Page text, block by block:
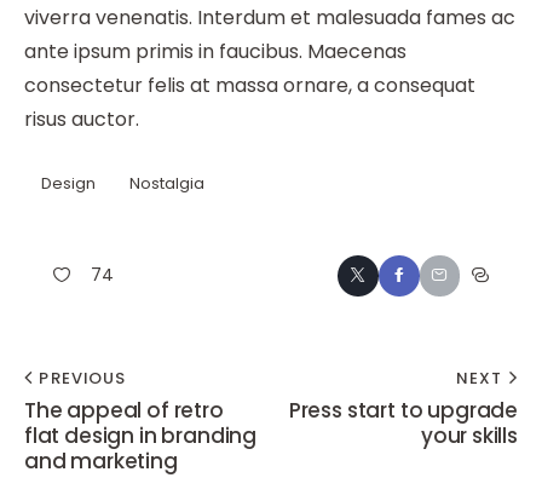
viverra venenatis. Interdum et malesuada fames ac
ante ipsum primis in faucibus. Maecenas
consectetur felis at massa ornare, a consequat
risus auctor.
Design Nostalgia
74
PREVIOUS
The appeal of retro
flat design in branding
and marketing
NEXT
Press start to upgrade
your skills